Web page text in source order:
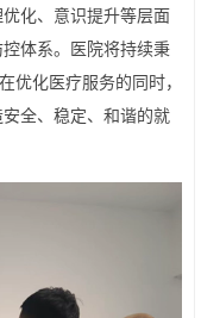
化、意识提升等层面
体系。医院将持续秉
优化医疗服务的同时，
全、稳定、和谐的就